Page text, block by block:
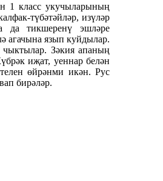
1 класс укучыларының
түбәтәйләр, изүләр
да тикшеренү эшләре
агачына язып куйдылар.
Зәкия апаның
иҗат, уеннар белән
өйрәнми икән. Рус
бирәләр.